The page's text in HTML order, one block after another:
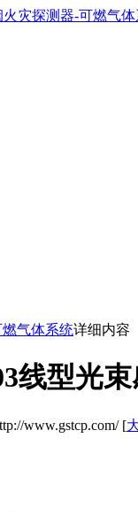
燃气体系统详细内容
线型光
www.gstcp.com/ [